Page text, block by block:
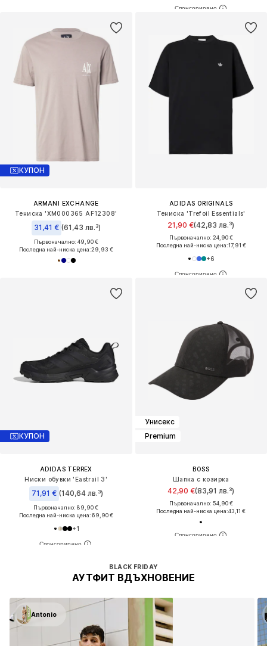
КУПОН
ARMANI EXCHANGE
Тениска 'XM000365 AF12308'
31,41 € (61,43 лв.³)
Първоначално: 49,90 €
Последна най-ниска цена:29,93 €
ADIDAS ORIGINALS
Тениска 'Trefoil Essentials'
21,90 €(42,83 лв.³)
Първоначално: 24,90 €
Последна най-ниска цена:17,91 €
+6
КУПОН
ADIDAS TERREX
Ниски обувки 'Eastrail 3'
71,91 € (140,64 лв.³)
Първоначално: 89,90 €
Последна най-ниска цена:69,90 €
+1
Унисекс
Premium
BOSS
Шапка с козирка
42,90 €(83,91 лв.³)
Първоначално: 54,90 €
Последна най-ниска цена:43,11 €
BLACK FRIDAY
АУТФИТ ВДЪХНОВЕНИЕ
Antonio